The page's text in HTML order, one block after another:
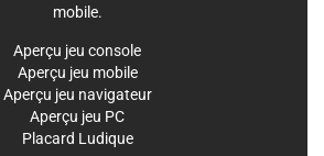
mobile.
Aperçu jeu console
Aperçu jeu mobile
Aperçu jeu navigateur
Aperçu jeu PC
Placard Ludique